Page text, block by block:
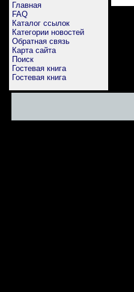
Главная
FAQ
Каталог ссылок
Категории новостей
Обратная связь
Карта сайта
Поиск
Гостевая книга
Гостевая книга